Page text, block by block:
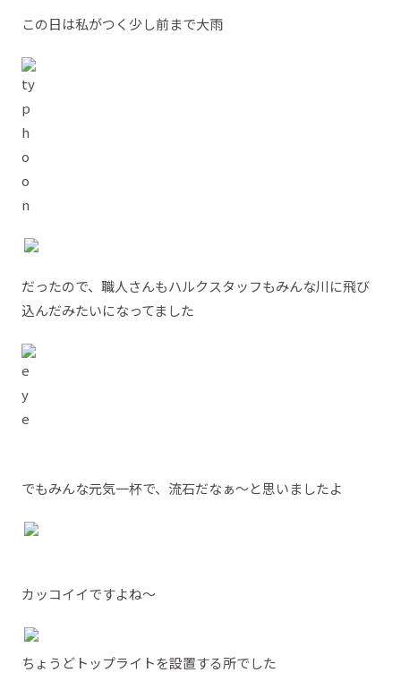
この日は私がつく少し前まで大雨
だったので、職人さんもハルクスタッフもみんな川に飛び
込んだみたいになってました
でもみんな元気一杯で、流石だなぁ～と思いましたよ
カッコイイですよね～
ちょうどトップライトを設置する所でした